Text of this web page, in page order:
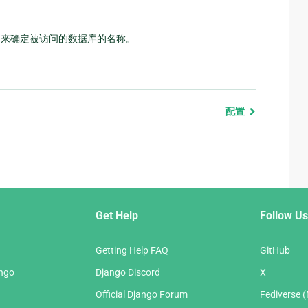
确定被访问的数据库的名称。
配置
Get Help
Getting Help FAQ
Django Discord
Official Django Forum
Follow Us
GitHub
X
Fediverse